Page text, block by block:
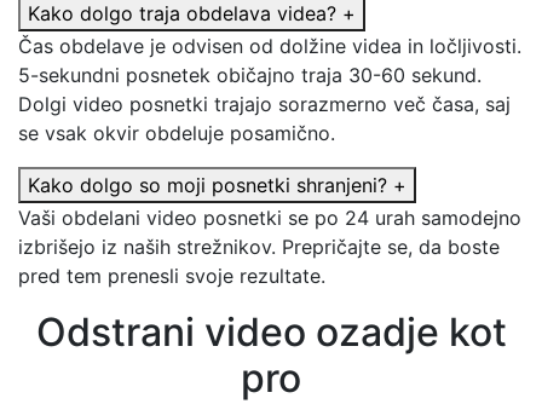
Kako dolgo traja obdelava videa? +
Čas obdelave je odvisen od dolžine videa in ločljivosti.
5-sekundni posnetek običajno traja 30-60 sekund.
Dolgi video posnetki trajajo sorazmerno več časa, saj
se vsak okvir obdeluje posamično.
Kako dolgo so moji posnetki shranjeni? +
Vaši obdelani video posnetki se po 24 urah samodejno
izbrišejo iz naših strežnikov. Prepričajte se, da boste
pred tem prenesli svoje rezultate.
Odstrani video ozadje kot
pro